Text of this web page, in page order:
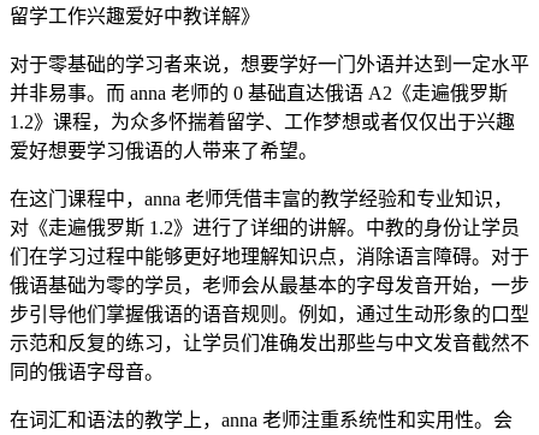
留学工作兴趣爱好中教详解》
对于零基础的学习者来说，想要学好一门外语并达到一定水平
并非易事。而 anna 老师的 0 基础直达俄语 A2《走遍俄罗斯
1.2》课程，为众多怀揣着留学、工作梦想或者仅仅出于兴趣
爱好想要学习俄语的人带来了希望。
在这门课程中，anna 老师凭借丰富的教学经验和专业知识，
对《走遍俄罗斯 1.2》进行了详细的讲解。中教的身份让学员
们在学习过程中能够更好地理解知识点，消除语言障碍。对于
俄语基础为零的学员，老师会从最基本的字母发音开始，一步
步引导他们掌握俄语的语音规则。例如，通过生动形象的口型
示范和反复的练习，让学员们准确发出那些与中文发音截然不
同的俄语字母音。
在词汇和语法的教学上，anna 老师注重系统性和实用性。会